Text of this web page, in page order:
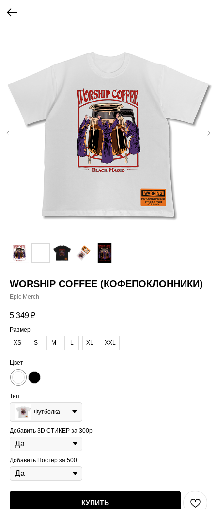
WORSHIP COFFEE (КОФЕПОКЛОННИКИ)
Epic Merch
5 349 ₽
Размер
XS
S M L XL XXL
Цвет
Тип
Футболка
Добавить 3D СТИКЕР за 300р
Добавить Постер за 500
КУПИТЬ